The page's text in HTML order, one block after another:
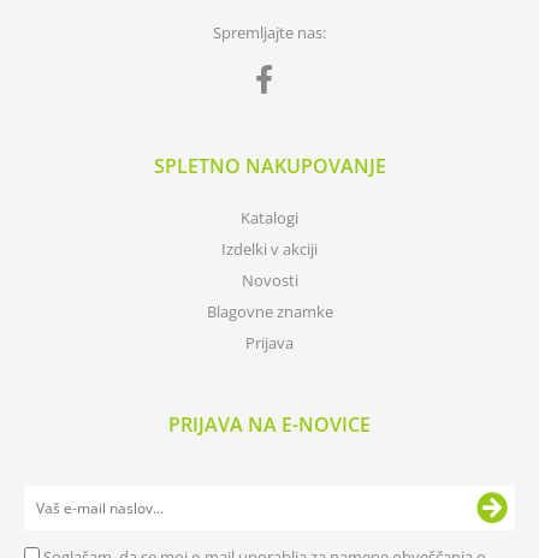
Spremljajte nas:
SPLETNO NAKUPOVANJE
Katalogi
Izdelki v akciji
Novosti
Blagovne znamke
Prijava
PRIJAVA NA E-NOVICE